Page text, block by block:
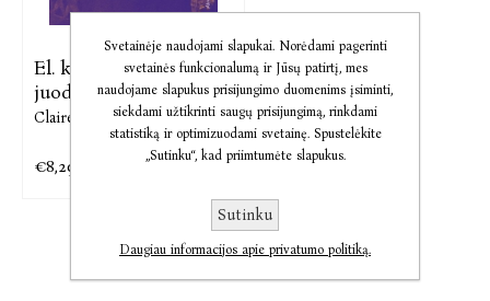
El. knyga Nieko nėra
juodo. ...
Claire Berest
€8,29
Svetainėje naudojami slapukai. Norėdami pagerinti
svetainės funkcionalumą ir Jūsų patirtį, mes
naudojame slapukus prisijungimo duomenims įsiminti,
siekdami užtikrinti saugų prisijungimą, rinkdami
statistiką ir optimizuodami svetainę. Spustelėkite
„Sutinku“, kad priimtumėte slapukus.
Sutinku
Daugiau informacijos apie privatumo politiką.